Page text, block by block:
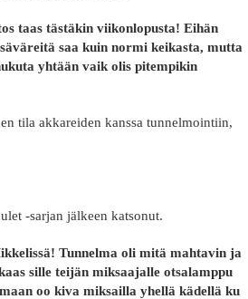
taas tästäkin viikonlopusta! Eihän
saa kuin normi keikasta, mutta
yhtään vaik olis pitempikin
tila akkareiden kanssa tunnelmointiin,
-sarjan jälkeen katsonut.
Tunnelma oli mitä mahtavin ja
sille teijän miksaajalle otsalamppu
oo kiva miksailla yhellä kädellä ku